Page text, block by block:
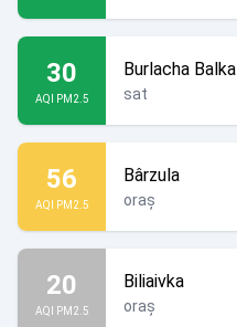
30
AQI PM2.5
Burlacha Balka
sat
56
AQI PM2.5
Bârzula
oraș
20
AQI PM2.5
Biliaivka
oraș